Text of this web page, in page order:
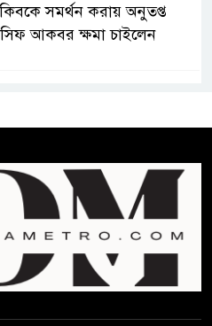
সমর্থন করায় অনুতপ্ত
আকবর ক্ষমা চাইলেন
শ্রেণি ছাড়া অন্য সব শ্রেণিতে
ভর্তি পরীক্ষা: শিক্ষা মন্ত্রণালয়
অসম্মান করতে নয়,
অধিকার আদায়ে এসেছিঃ
আমির